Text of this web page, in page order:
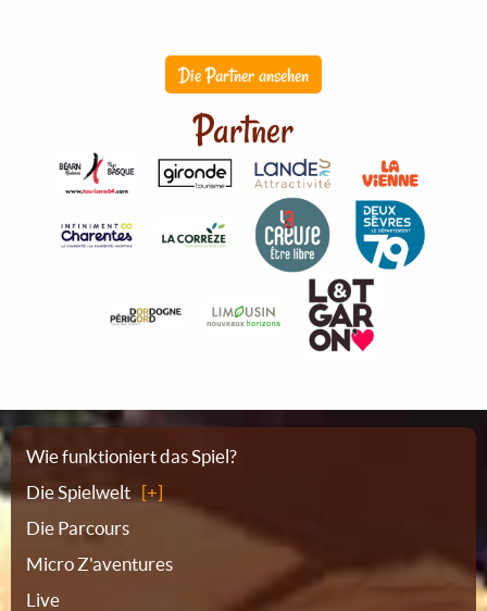
Die Partner ansehen
Partner
Sitemap
Wie funktioniert das Spiel?
Die Spielwelt
Die Parcours
Micro Z'aventures
Live